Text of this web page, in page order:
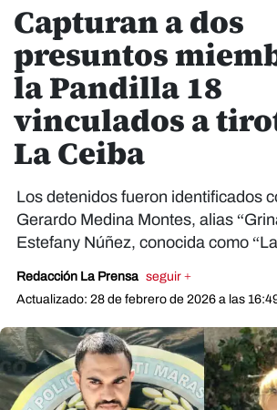
Capturan a dos
presuntos
la Pandilla 18
vinculados a
La Ceiba
Los detenidos fueron identificados
Gerardo Medina Montes, alias
Estefany Núñez, conocida como
Redacción La Prensa seguir +
Actualizado: 28 de febrero de 2026 a las